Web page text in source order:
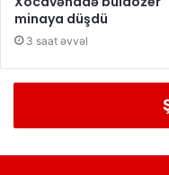
minaya düşdü
3 saat əvvəl